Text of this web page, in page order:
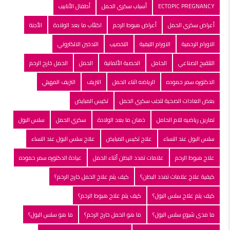
ECTOPIC PREGNANCY أسباب سكري الحمل
أطفال الأنابيب
أعراض سكري الحمل
أعراض هبوط الرحم اكتئاب ما بعد الولادة
الأجنة
الاورام الرحمية
الاورام الليفية التخصيب
التدخين الالكتروني
التلقبح الصناعي
الحامل الحصبة الألمانية الحمل
الحمل خارج الرحم
الدكتوره سمر حموده
الرياضه اثناء الحمل النزيف
النزيف المهبلي
بعض العادات الصحية لتجنب سكري الحمل
تكيس المبايض
تمارين رياضيه للام الحامل
ذهان ما بعد الولادة سكري الحمل
سلس البول
سلس البول عند النساء
علاج تكيس المبايض
علاج سلس البول عند النساء
علاج هبوط الرحم
علامات تمدد البطن أثناء الحمل
عيادة الدكتوره سمر حموده
كيفية علاج علامات تمدد البطن؟
كيف يتم علاج الحمل خارج الرحم؟
كيف يتم علاج سلس البول؟
كيف يتم علاج هبوط الرحم؟
ما مدى شيوع سلس البول؟
ما هو الحمل خارج الرحم؟
ما هو سلس البول؟